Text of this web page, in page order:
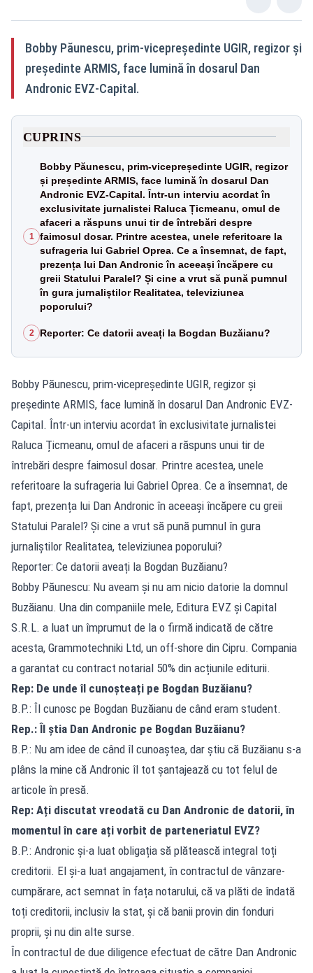
Bobby Păunescu, prim-vicepreședinte UGIR, regizor și
președinte ARMIS, face lumină în dosarul Dan
Andronic EVZ-Capital.
CUPRINS
1
Bobby Păunescu, prim-vicepreședinte UGIR, regizor
și președinte ARMIS, face lumină în dosarul Dan
Andronic EVZ-Capital. Într-un interviu acordat în
exclusivitate jurnalistei Raluca Țicmeanu, omul de
afaceri a răspuns unui tir de întrebări despre
faimosul dosar. Printre acestea, unele referitoare la
sufrageria lui Gabriel Oprea. Ce a însemnat, de fapt,
prezența lui Dan Andronic în aceeași încăpere cu
greii Statului Paralel? Și cine a vrut să pună pumnul
în gura jurnaliștilor Realitatea, televiziunea
poporului?
2 Reporter: Ce datorii aveați la Bogdan Buzăianu?
Bobby Păunescu, prim-vicepreședinte UGIR, regizor și
președinte ARMIS, face lumină în dosarul Dan Andronic EVZ-
Capital. Într-un interviu acordat în exclusivitate jurnalistei
Raluca Țicmeanu, omul de afaceri a răspuns unui tir de
întrebări despre faimosul dosar. Printre acestea, unele
referitoare la sufrageria lui Gabriel Oprea. Ce a însemnat, de
fapt, prezența lui Dan Andronic în aceeași încăpere cu greii
Statului Paralel? Și cine a vrut să pună pumnul în gura
jurnaliștilor Realitatea, televiziunea poporului?
Reporter: Ce datorii aveați la Bogdan Buzăianu?
Bobby Păunescu: Nu aveam și nu am nicio datorie la domnul
Buzăianu. Una din companiile mele, Editura EVZ și Capital
S.R.L. a luat un împrumut de la o firmă indicată de către
acesta, Grammotechniki Ltd, un off-shore din Cipru. Compania
a garantat cu contract notarial 50% din acțiunile editurii.
Rep: De unde îl cunoșteați pe Bogdan Buzăianu?
B.P.: Îl cunosc pe Bogdan Buzăianu de când eram student.
Rep.: Îl știa Dan Andronic pe Bogdan Buzăianu?
B.P.: Nu am idee de când îl cunoaștea, dar știu că Buzăianu s-a
plâns la mine că Andronic îl tot șantajează cu tot felul de
articole în presă.
Rep: Ați discutat vreodată cu Dan Andronic de datorii, în
momentul în care ați vorbit de parteneriatul EVZ?
B.P.: Andronic și-a luat obligația să plătească integral toți
creditorii. El și-a luat angajament, în contractul de vânzare-
cumpărare, act semnat în fața notarului, că va plăti de îndată
toți creditorii, inclusiv la stat, și că banii provin din fonduri
proprii, și nu din alte surse.
În contractul de due diligence efectuat de către Dan Andronic